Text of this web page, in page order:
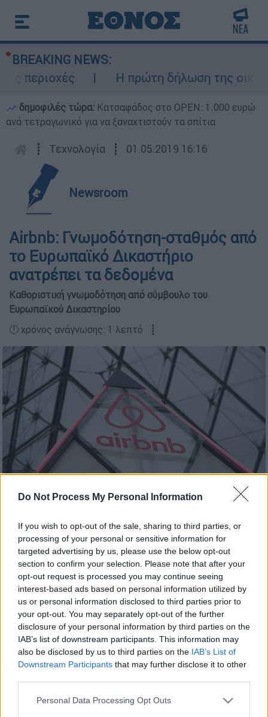
Do Not Process My Personal Information
If you wish to opt-out of the sale, sharing to third parties, or
processing of your personal or sensitive information for
targeted advertising by us, please use the below opt-out
section to confirm your selection. Please note that after your
opt-out request is processed you may continue seeing
interest-based ads based on personal information utilized by
us or personal information disclosed to third parties prior to
your opt-out. You may separately opt-out of the further
disclosure of your personal information by third parties on the
IAB’s list of downstream participants. This information may
also be disclosed by us to third parties on the IAB’s List of
Downstream Participants that may further disclose it to other
Please note that this website/app uses one or more Google
Personal Data Processing Opt Outs
BREAKING NEWS:
περιοχές
Η πρώτη δήλωση της
δημοφιλές τώρα: Κατσαφάδος στο OPEN: 1.000 ευρώ
ανά τετραγωνικό για να ξαναχτιστούν τα σπίτια
┋ Τεχνολογία ┋ 01.05.2019 16:16
Newsroom
Airbnb: Γνωμοδότηση-σταθμός από
το Ευρωπαϊκό Δικαστήριο
ανατρέπει τα δεδομένα
Καθοριστική γνωμοδότηση από σύμβουλο του
Ευρωπαϊκού Δικαστηρίου
🕛 χρόνος ανάγνωσης: 1 λεπτό ┋
Airbnb
Γνωμοδότηση από το Ευρωπαϊκό Δικαστήριο
δίνει απάντηση στο καθοριστικό για το
πλαίσιο λειτουργίας του debate σχετικά με
το αν τοAirbnbείναι ένα απλό website ή
πάροχος υπηρεσιών διαμονής. Σύμφωνα με
τα όσα είπε χθες ο ειδικός σύμβουλος του
Ευρωπαϊκού Δικαστηρίου, Maciej Szupunar, η
εταιρεία πρέπει να θεωρηθεί ως πλατφόρμα
σύνδεση με τις υπηρεσίες διαμονής.